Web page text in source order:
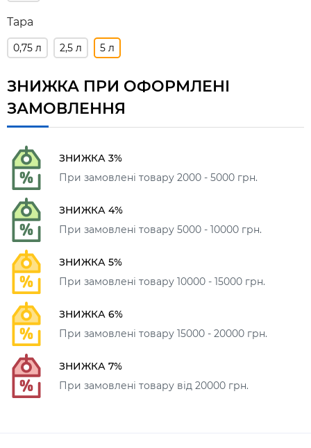
Тара
0,75 л 2,5 л 5 л
ЗНИЖКА ПРИ ОФОРМЛЕНІ
ЗАМОВЛЕННЯ
ЗНИЖКА 3%
При замовлені товару 2000 - 5000 грн.
ЗНИЖКА 4%
При замовлені товару 5000 - 10000 грн.
ЗНИЖКА 5%
При замовлені товару 10000 - 15000 грн.
ЗНИЖКА 6%
При замовлені товару 15000 - 20000 грн.
ЗНИЖКА 7%
При замовлені товару від 20000 грн.